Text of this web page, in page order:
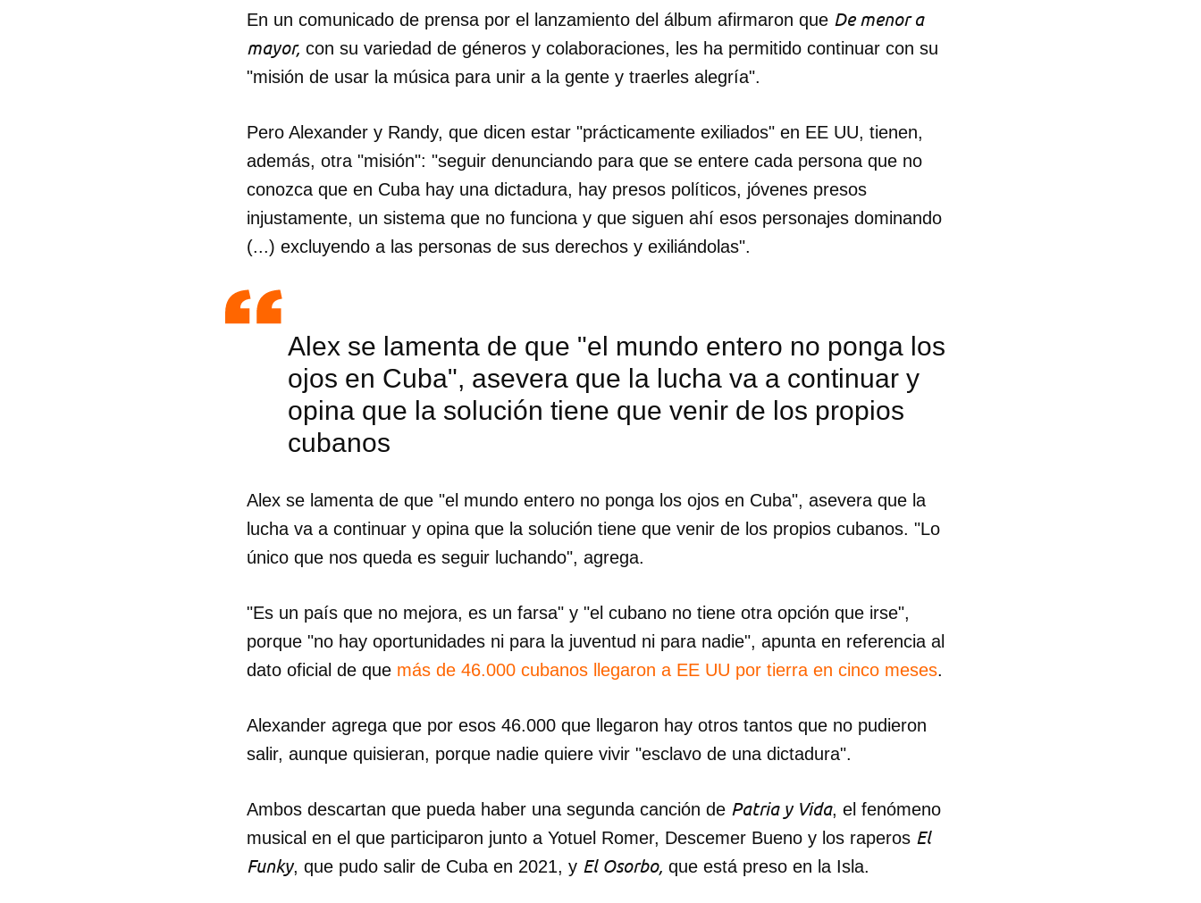
En un comunicado de prensa por el lanzamiento del álbum afirmaron que De menor a
mayor, con su variedad de géneros y colaboraciones, les ha permitido continuar con su
"misión de usar la música para unir a la gente y traerles alegría".
Pero Alexander y Randy, que dicen estar "prácticamente exiliados" en EE UU, tienen,
además, otra "misión": "seguir denunciando para que se entere cada persona que no
conozca que en Cuba hay una dictadura, hay presos políticos, jóvenes presos
injustamente, un sistema que no funciona y que siguen ahí esos personajes dominando
(...) excluyendo a las personas de sus derechos y exiliándolas".
Alex se lamenta de que "el mundo entero no ponga los
ojos en Cuba", asevera que la lucha va a continuar y
opina que la solución tiene que venir de los propios
cubanos
Alex se lamenta de que "el mundo entero no ponga los ojos en Cuba", asevera que la
lucha va a continuar y opina que la solución tiene que venir de los propios cubanos. "Lo
único que nos queda es seguir luchando", agrega.
"Es un país que no mejora, es un farsa" y "el cubano no tiene otra opción que irse",
porque "no hay oportunidades ni para la juventud ni para nadie", apunta en referencia al
dato oficial de que más de 46.000 cubanos llegaron a EE UU por tierra en cinco meses.
Alexander agrega que por esos 46.000 que llegaron hay otros tantos que no pudieron
salir, aunque quisieran, porque nadie quiere vivir "esclavo de una dictadura".
Ambos descartan que pueda haber una segunda canción de Patria y Vida, el fenómeno
musical en el que participaron junto a Yotuel Romer, Descemer Bueno y los raperos El
Funky, que pudo salir de Cuba en 2021, y El Osorbo, que está preso en la Isla.